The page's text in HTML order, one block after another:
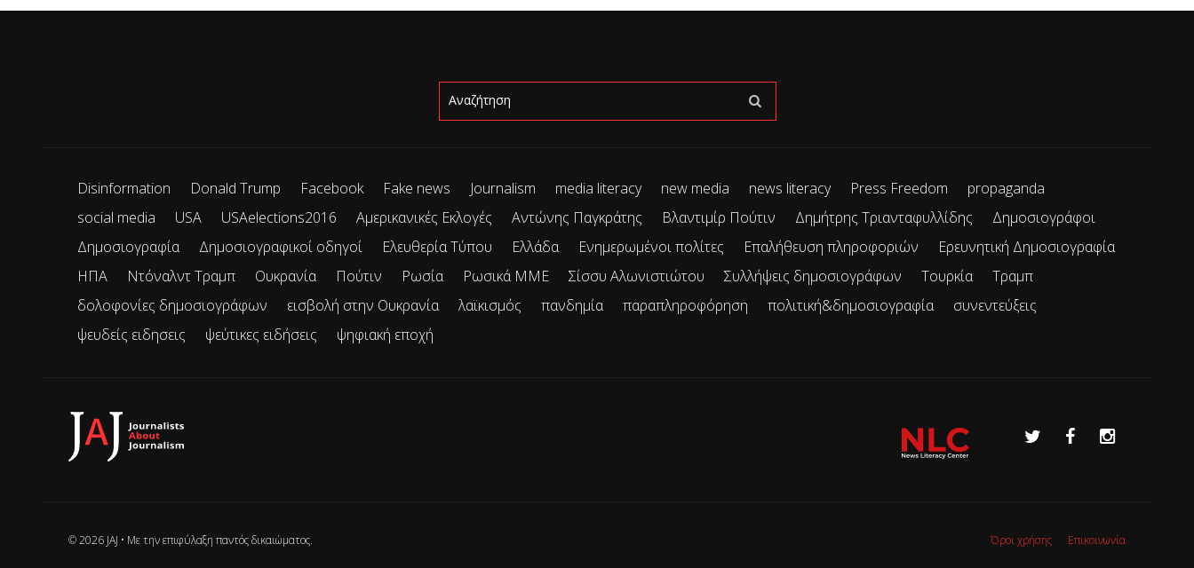
Disinformation Donald Trump Facebook Fake news Journalism media literacy new media news literacy Press Freedom
propaganda
social media
USA USAelections2016 Αμερικανικές Εκλογές Αντώνης Παγκράτης Βλαντιμίρ Πούτιν Δημήτρης Τριανταφυλλίδης
Δημοσιογράφοι
Δημοσιογραφία
Δημοσιογραφικοί οδηγοί Ελευθερία Τύπου Ελλάδα Ενημερωμένοι πολίτες Επαλήθευση πληροφοριών
Ερευνητική Δημοσιογραφία
ΗΠΑ
Ντόναλντ Τραμπ Ουκρανία Πούτιν Ρωσία Ρωσικά ΜΜΕ Σίσσυ Αλωνιστιώτου Συλλήψεις δημοσιογράφων Τουρκία
Τραμπ
δολοφονίες δημοσιογράφων
εισβολή στην Ουκρανία λαϊκισμός πανδημία παραπληροφόρηση πολιτική&δημοσιογραφία
συνεντεύξεις
ψευδείς ειδησεις
ψεύτικες ειδήσεις ψηφιακή εποχή
© 2026 JAJ • Mε την επιφύλαξη παντός δικαιώματος. Όροι χρήσης Επικοινωνία